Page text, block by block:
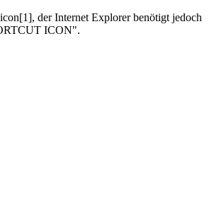
der Internet Explorer benötigt jedoch
ICON".